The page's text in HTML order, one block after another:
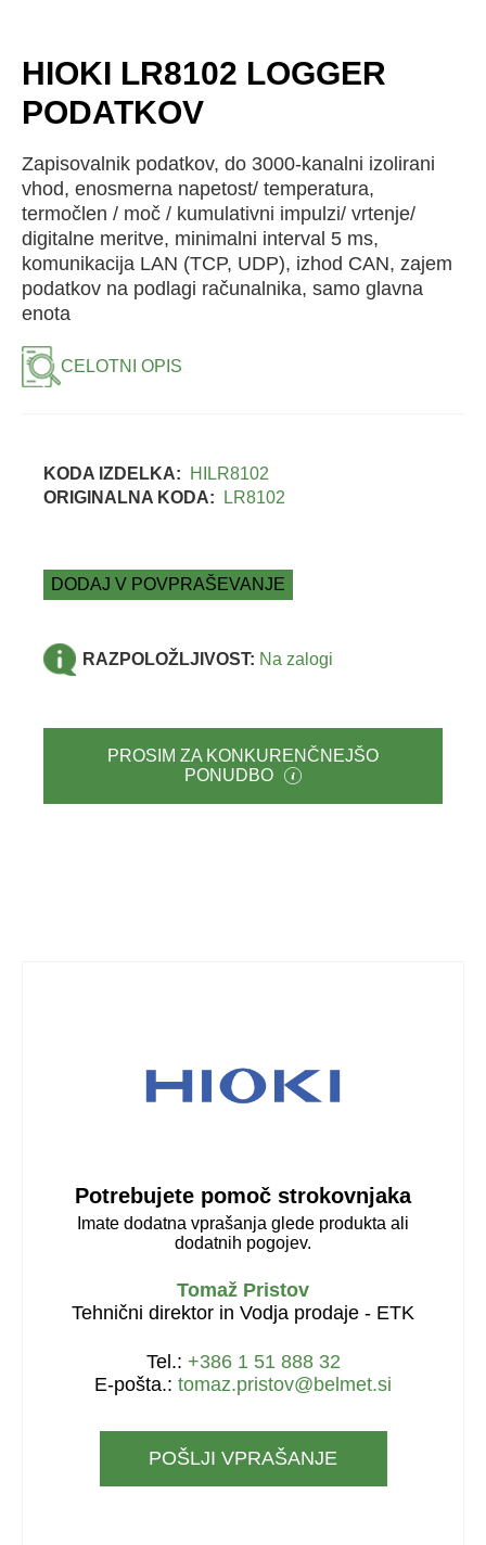
HIOKI LR8102 LOGGER
PODATKOV
Zapisovalnik podatkov, do 3000-kanalni izolirani
vhod, enosmerna napetost/ temperatura,
termočlen / moč / kumulativni impulzi/ vrtenje/
digitalne meritve, minimalni interval 5 ms,
komunikacija LAN (TCP, UDP), izhod CAN, zajem
podatkov na podlagi računalnika, samo glavna
enota
CELOTNI OPIS
KODA IZDELKA:
HILR8102
ORIGINALNA KODA:
LR8102
DODAJ V POVPRAŠEVANJE
RAZPOLOŽLJIVOST: Na zalogi
PROSIM ZA KONKURENČNEJŠO
PONUDBO
Potrebujete pomoč strokovnjaka
Imate dodatna vprašanja glede produkta ali
dodatnih pogojev.
Tomaž Pristov
Tehnični direktor in Vodja prodaje - ETK
Tel.: +386 1 51 888 32
E-pošta.: tomaz.pristov@belmet.si
POŠLJI VPRAŠANJE